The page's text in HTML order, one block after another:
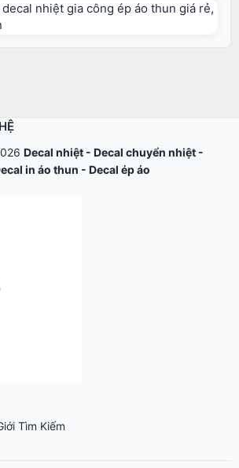
decal nhiệt gia công ép áo thun giá rẻ,
Decal nhiệt - Decal chuyển nhiệt -
in áo thun - Decal ép áo
Tìm Kiếm
- 028.2239.7979